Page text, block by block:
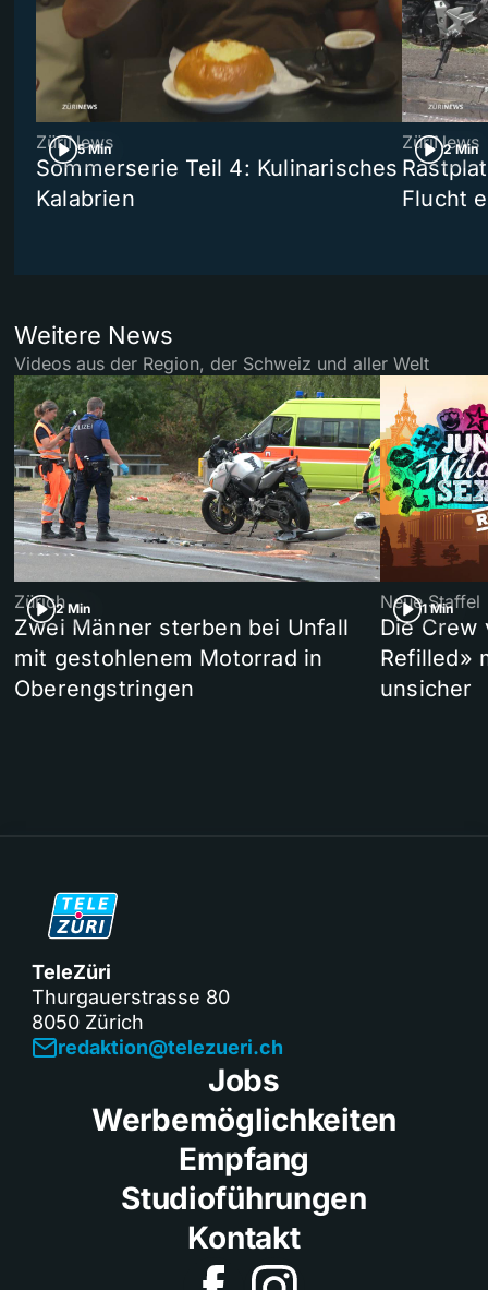
5 Min
ZüriNews
Sommerserie Teil 4: Kulinarisches
Kalabrien
2 Min
ZüriNews
Flucht
Weitere News
Videos aus der Region, der Schweiz und aller Welt
2 Min
Zürich
Zwei Männer sterben bei Unfall
mit gestohlenem Motorrad in
Oberengstringen
1 Min
Neue Staffel
Die Crew
Refilled»
unsicher
TeleZüri
Thurgauerstrasse 80
8050 Zürich
redaktion@telezueri.ch
Jobs
Werbemöglichkeiten
Empfang
Studioführungen
Kontakt